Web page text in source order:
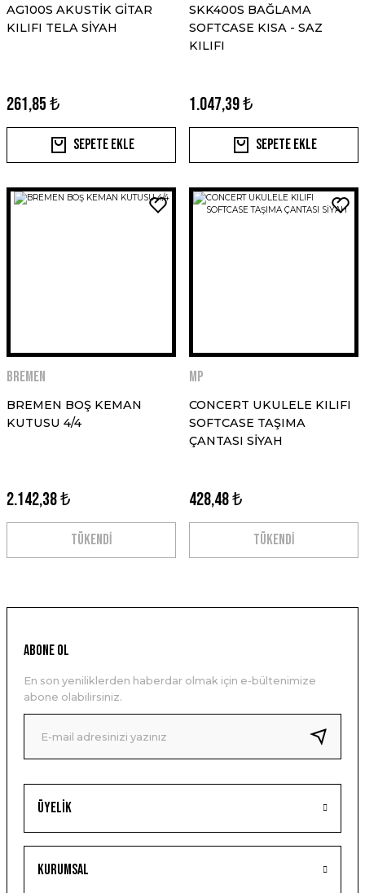
AG100S AKUSTİK GİTAR
KILIFI TELA SİYAH
261,85 ₺
Sepete Ekle
SKK400S BAĞLAMA
SOFTCASE KISA - SAZ
KILIFI
1.047,39 ₺
Sepete Ekle
BREMEN
BREMEN BOŞ KEMAN
KUTUSU 4/4
2.142,38 ₺
TÜKENDİ
MP
CONCERT UKULELE KILIFI
SOFTCASE TAŞIMA
ÇANTASI SİYAH
428,48 ₺
TÜKENDİ
Üyelik
Kurumsal
ABONE OL
En son yeniliklerden haberdar olmak için e-bültenimize
abone olabilirsiniz.